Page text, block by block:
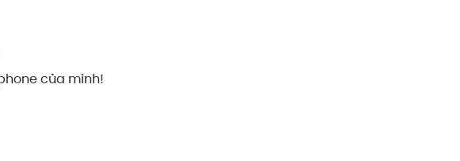
của mình!